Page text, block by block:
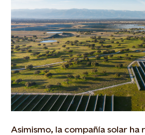
Asimismo, la compañía solar ha